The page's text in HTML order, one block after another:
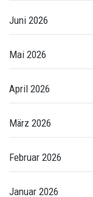
Juni 2026
Mai 2026
April 2026
März 2026
Februar 2026
Januar 2026